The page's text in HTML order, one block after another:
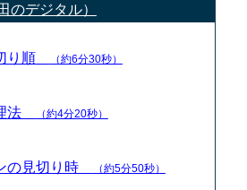
のデジタル）
り順 （約6分30秒）
法 （約4分20秒）
の見切り時 （約5分50秒）